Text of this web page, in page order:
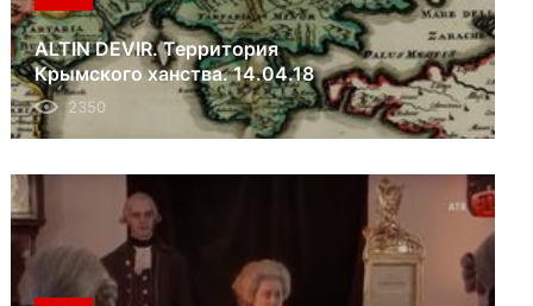
ALTIN DEVIR. Территория
Крымского ханства. 14.04.18
2350